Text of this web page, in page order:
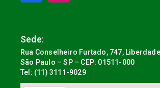
Sede:
Rua Conselheiro Furtado, 747, Liberdade
São Paulo – SP – CEP: 01511-000
Tel: (11) 3111-9029